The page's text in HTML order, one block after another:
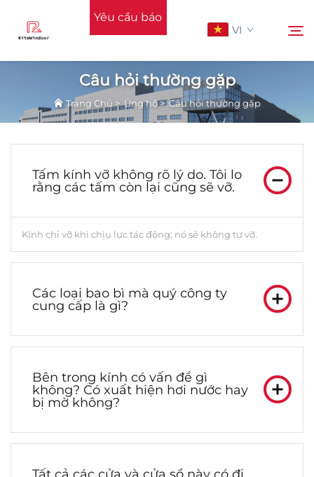
Yêu cầu báo
VI
Trang Chủ
Sản Phẩm
Ứng Dụng
Tìm kiếm
Câu hỏi thường gặp
Trang Chủ >Ủng hộ>Câu hỏi thường gặp
Tấm kính vỡ không rõ lý do. Tôi lo
rằng các tấm còn lại cũng sẽ vỡ.
Kính chỉ vỡ khi chịu lực tác động; nó sẽ không tự vỡ.
Các loại bao bì mà quý công ty
cung cấp là gì?
Bên trong kính có vấn đề gì
không? Có xuất hiện hơi nước hay
bị mờ không?